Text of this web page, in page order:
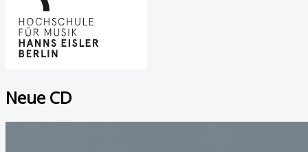
Neue CD